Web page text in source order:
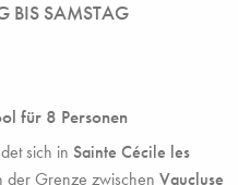
BIS SAMSTAG
für 8 Personen
sich in Sainte Cécile les
der Grenze zwischen Vaucluse